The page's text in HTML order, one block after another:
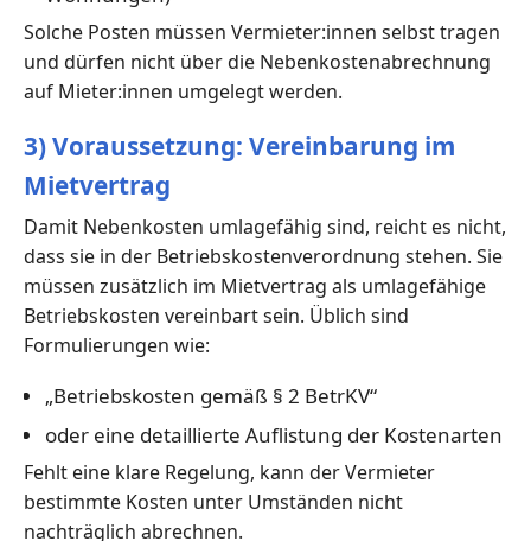
Solche Posten müssen Vermieter:innen selbst tragen
und dürfen nicht über die Nebenkostenabrechnung
auf Mieter:innen umgelegt werden.
3) Voraussetzung: Vereinbarung im
Mietvertrag
Damit Nebenkosten umlagefähig sind, reicht es nicht,
dass sie in der Betriebskostenverordnung stehen. Sie
müssen zusätzlich im Mietvertrag als umlagefähige
Betriebskosten vereinbart sein. Üblich sind
Formulierungen wie:
„Betriebskosten gemäß § 2 BetrKV“
oder eine detaillierte Auflistung der Kostenarten
Fehlt eine klare Regelung, kann der Vermieter
bestimmte Kosten unter Umständen nicht
nachträglich abrechnen.